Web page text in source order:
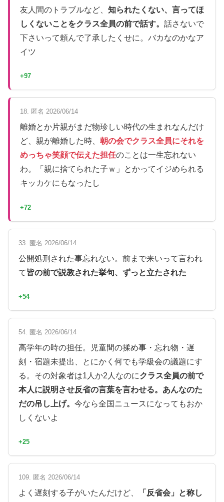
友人間のトラブルなど、 知られたくない、言ってほ
しくないことをクラス全員の前で話す。 話さないで
下さいって頼んで了承したくせに。バカなのかなア
イツ
+97
18. 匿名 2026/06/14
離婚とか片親がまだ物珍しい時代の生まれなんだけ
ど、親が離婚した時、 朝の会でクラス全員にそれを
めっちゃ笑顔で伝えた担任のことは一生忘れない
わ。「親に捨てられた子ｗ」とかってイジめられる
キッカケにもなったし
+72
33. 匿名 2026/06/14
公開処刑された事忘れない。前まで来いって言われ
て皆の前で説教された挙句、ずっと立たされた
+54
54. 匿名 2026/06/14
高学年の時の担任。児童間の揉め事・忘れ物・遅
刻・宿題未提出、とにかく何でも学級会の議題にす
る。その対象者は1人か2人なのにクラス全員の前で
本人に説明させ反省の言葉を言わせる。あんなのた
だの吊し上げ。 今なら全国ニュースになってもおか
しくないよ
+25
109. 匿名 2026/06/14
よく遅刻する子がいたんだけど、
「反省会」と称し